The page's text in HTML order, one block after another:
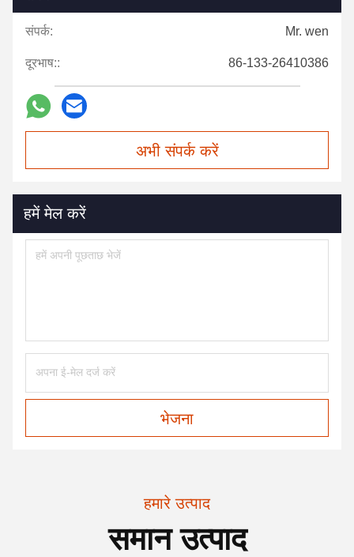
संपर्क: Mr. wen
दूरभाष:: 86-133-26410386
अभी संपर्क करें
हमें मेल करें
भेजना
हमारे उत्पाद
समान उत्पाद